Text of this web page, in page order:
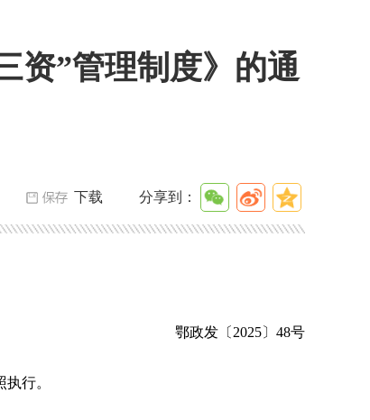
资”管理制度》的通
下载 分享到：
鄂政发〔2025〕48号
行。